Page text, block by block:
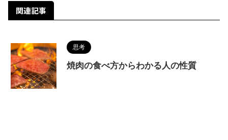
関連記事
思考
焼肉の食べ方からわかる人の性質